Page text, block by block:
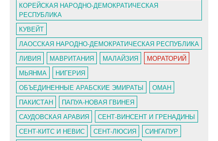
КОРЕЙСКАЯ НАРОДНО-ДЕМОКРАТИЧЕСКАЯ
РЕСПУБЛИКА
КУВЕЙТ
ЛАОССКАЯ НАРОДНО-ДЕМОКРАТИЧЕСКАЯ РЕСПУБЛИКА
ЛИВИЯ
МАВРИТАНИЯ МАЛАЙЗИЯ
МОРАТОРИЙ
МЬЯНМА
НИГЕРИЯ
ОБЪЕДИНЕННЫЕ АРАБСКИЕ ЭМИРАТЫ
ОМАН
ПАКИСТАН
ПАПУА-НОВАЯ ГВИНЕЯ
САУДОВСКАЯ АРАВИЯ
СЕНТ-ВИНСЕНТ И ГРЕНАДИНЫ
СЕНТ-КИТС И НЕВИС
СЕНТ-ЛЮСИЯ
СИНГАПУР